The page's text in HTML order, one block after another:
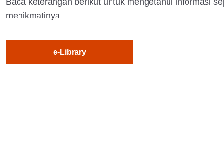
Baca keterangan berikut untuk mengetahui informasi
menikmatinya.
e-Library